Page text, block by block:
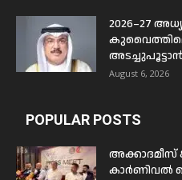
2026–27
August 6, 2026
POPULAR POSTS
കാർണിവൽ